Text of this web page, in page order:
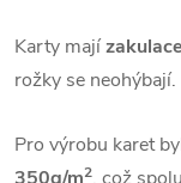
Karty mají
rožky se neohýbají.
Pro výrobu karet
2